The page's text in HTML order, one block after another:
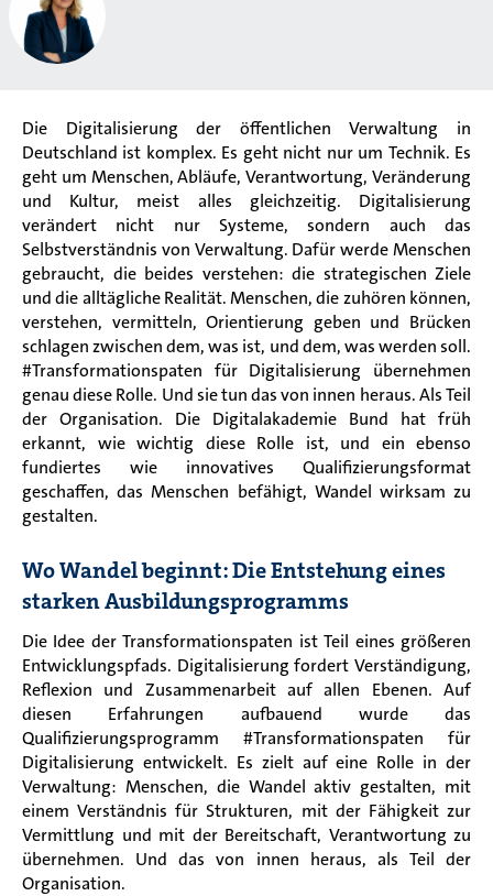
Die Digitalisierung der öffentlichen Verwaltung in
Deutschland ist komplex. Es geht nicht nur um Technik. Es
geht um Menschen, Abläufe, Verantwortung, Veränderung
und Kultur, meist alles gleichzeitig. Digitalisierung
verändert nicht nur Systeme, sondern auch das
Selbstverständnis von Verwaltung. Dafür werde Menschen
gebraucht, die beides verstehen: die strategischen Ziele
und die alltägliche Realität. Menschen, die zuhören können,
verstehen, vermitteln, Orientierung geben und Brücken
schlagen zwischen dem, was ist, und dem, was werden soll.
#Transformationspaten für Digitalisierung übernehmen
genau diese Rolle. Und sie tun das von innen heraus. Als Teil
der Organisation. Die Digitalakademie Bund hat früh
erkannt, wie wichtig diese Rolle ist, und ein ebenso
fundiertes wie innovatives Qualifizierungsformat
geschaffen, das Menschen befähigt, Wandel wirksam zu
gestalten.
Wo Wandel beginnt: Die Entstehung eines
starken Ausbildungsprogramms
Die Idee der Transformationspaten ist Teil eines größeren
Entwicklungspfads. Digitalisierung fordert Verständigung,
Reflexion und Zusammenarbeit auf allen Ebenen. Auf
diesen Erfahrungen aufbauend wurde das
Qualifizierungsprogramm #Transformationspaten für
Digitalisierung entwickelt. Es zielt auf eine Rolle in der
Verwaltung: Menschen, die Wandel aktiv gestalten, mit
einem Verständnis für Strukturen, mit der Fähigkeit zur
Vermittlung und mit der Bereitschaft, Verantwortung zu
übernehmen. Und das von innen heraus, als Teil der
Organisation.